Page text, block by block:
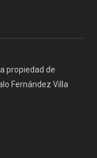
propiedad de
Fernández Villa